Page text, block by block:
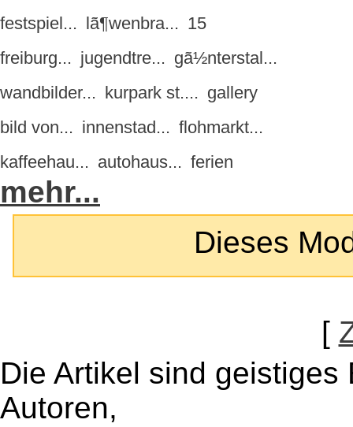
festspiel... lã¶wenbra... 15
freiburg... jugendtre... gã½nterstal...
wandbilder... kurpark st.... gallery
bild von... innenstad... flohmarkt...
kaffeehau... autohaus... ferien
mehr...
Dieses
[
Die Artikel sind
Autoren,